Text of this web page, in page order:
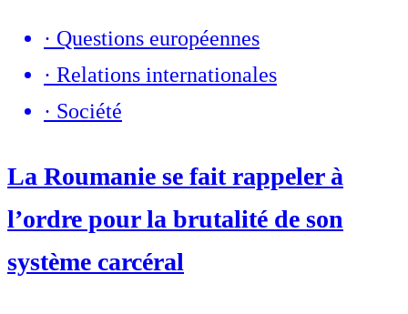
· Questions européennes
· Relations internationales
· Société
La Roumanie se fait rappeler à
l’ordre pour la brutalité de son
système carcéral